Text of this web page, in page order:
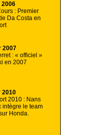
2006
: Premier
Da Costa en
2007
: « officiel »
en 2007
2010
2010 : Nans
intègre le team
Honda.